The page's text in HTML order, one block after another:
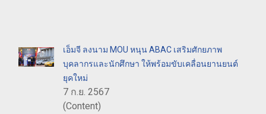
เอ็มจี ลงนาม MOU หนุน ABAC เสริมศักยภาพ
บุคลากรและนักศึกษา ให้พร้อมขับเคลื่อนยานยนต์
ยุคใหม่
7 ก.ย. 2567
(Content)